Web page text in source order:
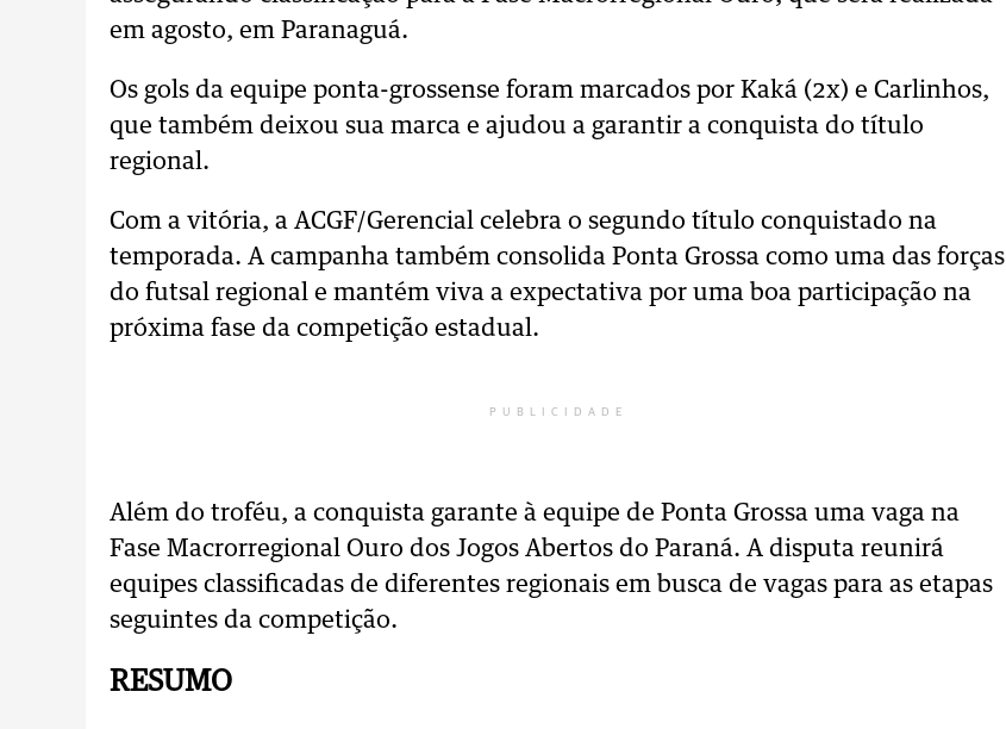
em agosto, em Paranaguá.
Os gols da equipe ponta-grossense foram marcados por Kaká (2x) e Carlinhos,
que também deixou sua marca e ajudou a garantir a conquista do título
regional.
Com a vitória, a ACGF/Gerencial celebra o segundo título conquistado na
temporada. A campanha também consolida Ponta Grossa como uma das forças
do futsal regional e mantém viva a expectativa por uma boa participação na
próxima fase da competição estadual.
PUBLICIDADE
Além do troféu, a conquista garante à equipe de Ponta Grossa uma vaga na
Fase Macrorregional Ouro dos Jogos Abertos do Paraná. A disputa reunirá
equipes classificadas de diferentes regionais em busca de vagas para as etapas
seguintes da competição.
RESUMO